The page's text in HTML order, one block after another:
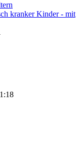
kranker Kinder - mit